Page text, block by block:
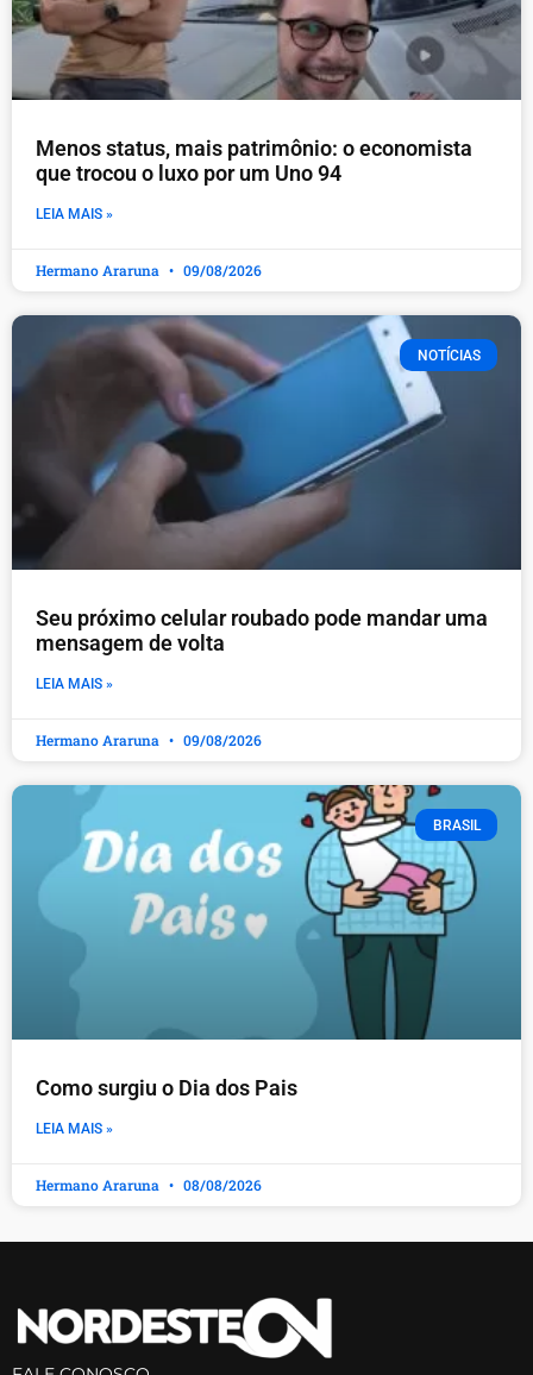
Menos status, mais patrimônio: o economista
que trocou o luxo por um Uno 94
LEIA MAIS »
Hermano Araruna 09/08/2026
NOTÍCIAS
Seu próximo celular roubado pode mandar uma
mensagem de volta
LEIA MAIS »
Hermano Araruna 09/08/2026
BRASIL
Como surgiu o Dia dos Pais
LEIA MAIS »
Hermano Araruna 08/08/2026